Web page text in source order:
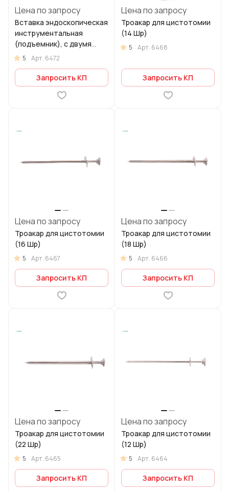
Цена по запросу
Вставка эндоскопическая
инструментальная
(подъемник), с двумя
инструментальными
каналами, с краном
5 Арт. 6472
Запросить КП
Цена по запросу
Троакар для цистотомии
(14 Шр)
5 Арт. 6468
Запросить КП
Цена по запросу
Троакар для цистотомии
(16 Шр)
5 Арт. 6467
Запросить КП
Цена по запросу
Троакар для цистотомии
(18 Шр)
5 Арт. 6466
Запросить КП
Цена по запросу
Троакар для цистотомии
(22 Шр)
5 Арт. 6465
Запросить КП
Цена по запросу
Троакар для цистотомии
(12 Шр)
5 Арт. 6464
Запросить КП